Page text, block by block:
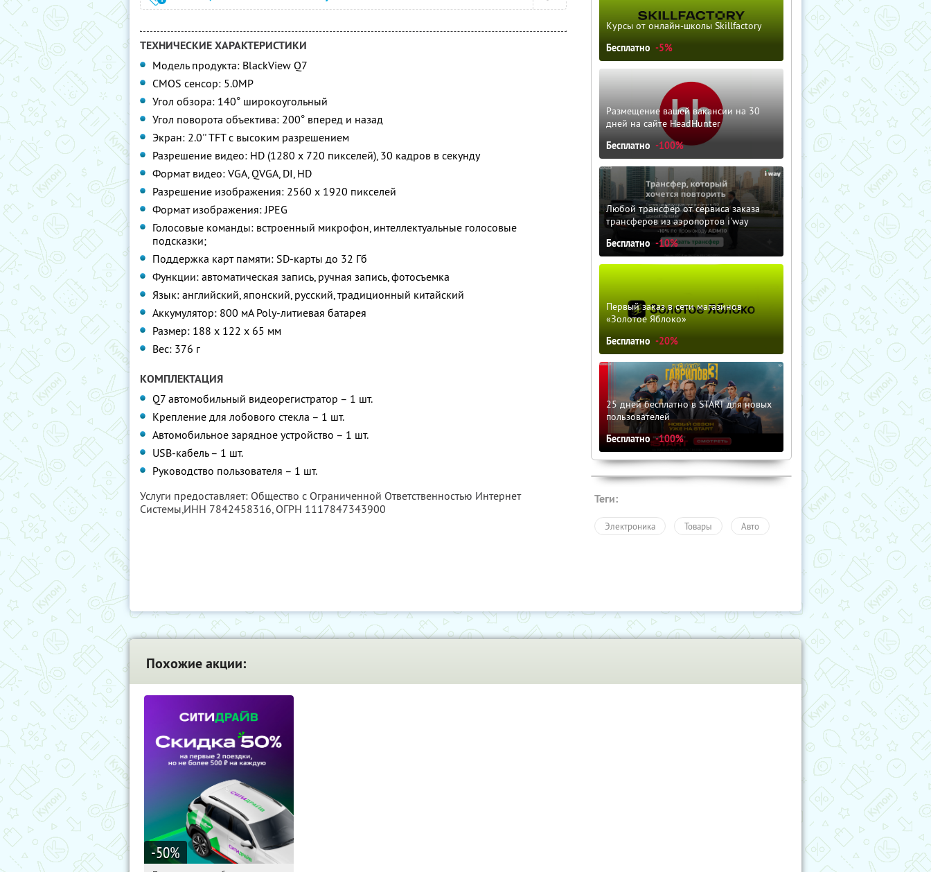
ТЕХНИЧЕСКИЕ ХАРАКТЕРИСТИКИ
Модель продукта: BlackView Q7
CMOS сенсор: 5.0MP
Угол обзора: 140° широкоугольный
Угол поворота объектива: 200° вперед и назад
Экран: 2.0'' TFT с высоким разрешением
Разрешение видео: HD (1280 x 720 пикселей), 30 кадров в секунду
Формат видео: VGA, QVGA, DI, HD
Разрешение изображения: 2560 x 1920 пикселей
Формат изображения: JPEG
Голосовые команды: встроенный микрофон, интеллектуальные голосовые
подсказки;
Поддержка карт памяти: SD-карты до 32 Гб
Функции: автоматическая запись, ручная запись, фотосъемка
Язык: английский, японский, русский, традиционный китайский
Аккумулятор: 800 мА Poly-литиевая батарея
Размер: 188 х 122 х 65 мм
Вес: 376 г
КОМПЛЕКТАЦИЯ
Q7 автомобильный видеорегистратор – 1 шт.
Крепление для лобового стекла – 1 шт.
Автомобильное зарядное устройство – 1 шт.
USB-кабель – 1 шт.
Руководство пользователя – 1 шт.
Услуги предоставляет: Общество с Ограниченной Ответственностью Интернет
Системы,ИНН 7842458316, ОГРН 1117847343900
Курсы от онлайн-школы Skillfactory
Бесплатно -5%
Размещение вашей вакансии на 30
дней на сайте HeadHunter
Бесплатно -100%
Любой трансфер от сервиса заказа
трансферов из аэропортов i'way
Бесплатно -10%
Первый заказ в сети магазинов
«Золотое Яблоко»
Бесплатно -20%
25 дней бесплатно в START для новых
пользователей
Бесплатно -100%
Теги:
Электроника Товары Авто
Похожие акции:
-50%